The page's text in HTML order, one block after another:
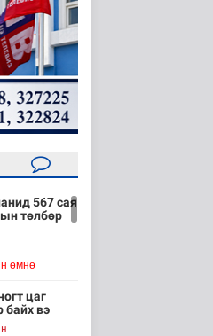
567 сая
төлбөр
өмнө
цаг
байх вэ